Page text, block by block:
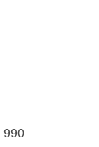
990